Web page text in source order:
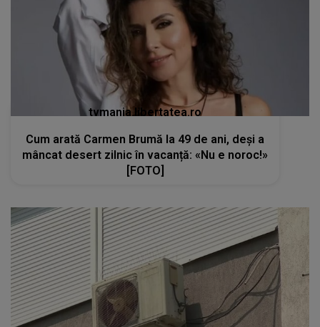
tvmania.libertatea.ro
Cum arată Carmen Brumă la 49 de ani, deși a
mâncat desert zilnic în vacanță: «Nu e noroc!»
[FOTO]